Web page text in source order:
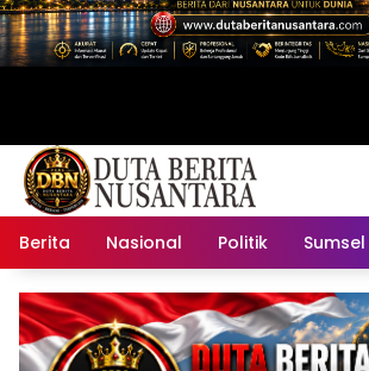
Berita Nasional Politik Sumsel